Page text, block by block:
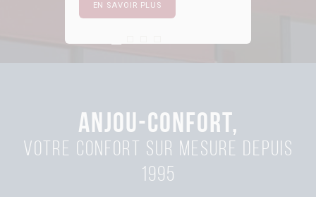
EN SAVOIR PLUS
First slide details.
Current Slide
Second slide details.
Third slide details.
Four slide details.
ANJOU-CONFORT,
Votre confort sur mesure depuis
1995